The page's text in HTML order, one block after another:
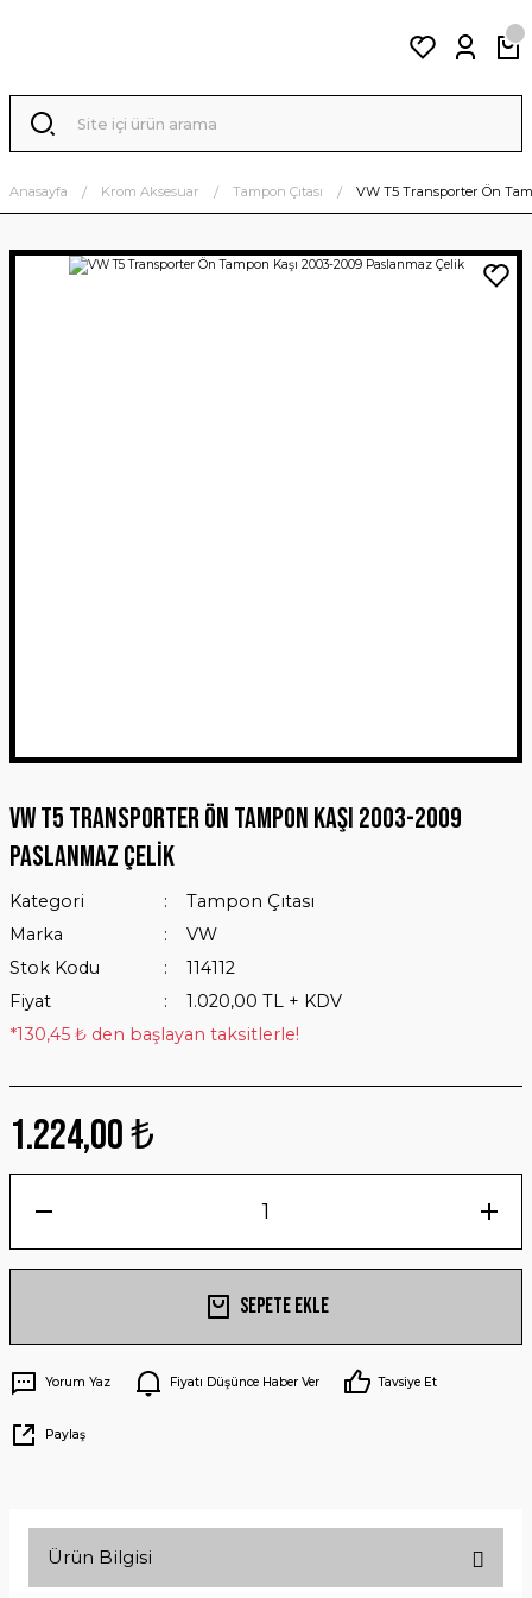
Anasayfa Krom Aksesuar Tampon Çıtası VW T5 Transporter Ön
VW T5 Transporter Ön Tampon Kaşı 2003-2009
Paslanmaz Çelik
Kategori
Tampon Çıtası
Marka
VW
Stok Kodu
114112
Fiyat
1.020,00 TL + KDV
*130,45 ₺ den başlayan taksitlerle!
1.224,00 ₺
Sepete Ekle
Yorum Yaz Fiyatı Düşünce Haber Ver Tavsiye Et
Paylaş
Ürün Bilgisi